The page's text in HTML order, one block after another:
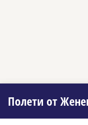
Полети от